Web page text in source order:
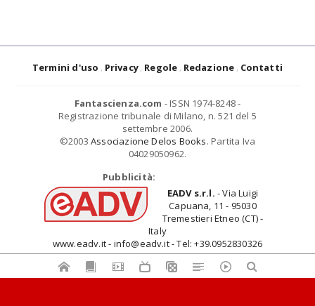
Termini d'uso Privacy Regole Redazione Contatti
Fantascienza.com - ISSN 1974-8248 -
Registrazione tribunale di Milano, n. 521 del 5
settembre 2006.
©2003 Associazione Delos Books. Partita Iva
04029050962.
Pubblicità:
EADV s.r.l. - Via Luigi
Capuana, 11 - 95030
Tremestieri Etneo (CT) -
Italy
www.eadv.it - info@eadv.it - Tel: +39.0952830326